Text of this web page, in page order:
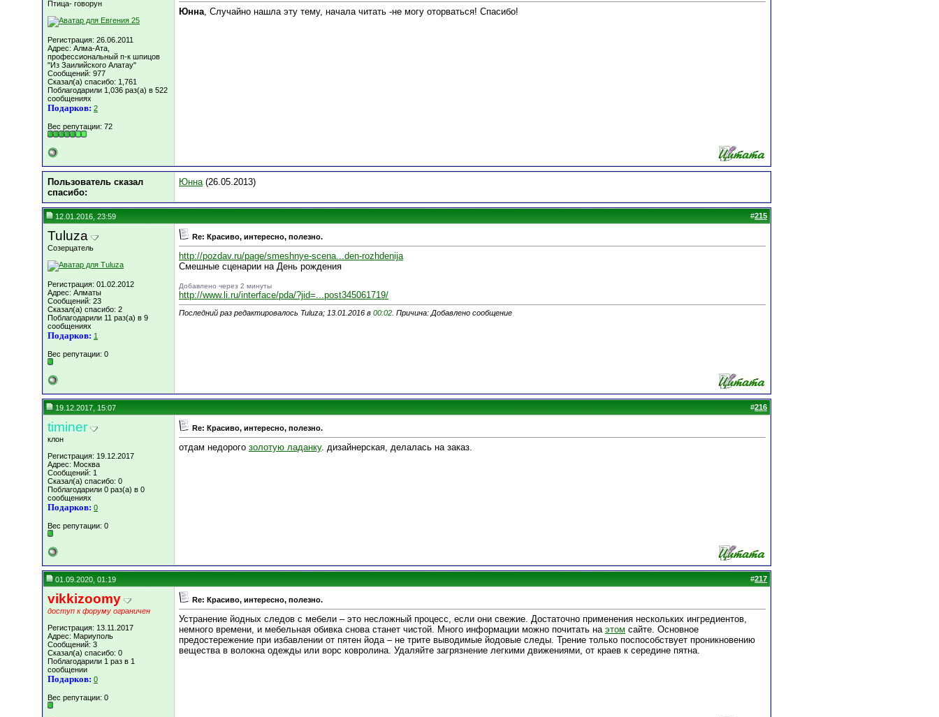
Птица- говорун
Регистрация: 26.06.2011
Адрес: Алма-Ата,
профессиональный п-к шпицов
"Из Заилийского Алатау"
Сообщений: 977
Сказал(а) спасибо: 1,761
Поблагодарили 1,036 раз(а) в 522
сообщениях
Подарков: 2
Вес репутации: 72
Юнна, Случайно нашла эту тему, начала читать -не могу оторваться! Спасибо!
Пользователь сказал
cпасибо:
Юнна(26.05.2013)
12.01.2016, 23:59 #215
Tuluza
Созерцатель
Регистрация: 01.02.2012
Адрес: Алматы
Сообщений: 23
Сказал(а) спасибо: 2
Поблагодарили 11 раз(а) в 9
сообщениях
Подарков: 1
Вес репутации: 0
Re: Красиво, интересно, полезно.
http://pozdav.ru/page/smeshnye-scena...den-rozhdenija
Смешные сценарии на День рождения
Добавлено через 2 минуты
http://www.li.ru/interface/pda/?jid=...post345061719/
Последний раз редактировалось Tuluza; 13.01.2016 в 00:02 . Причина: Добавлено сообщение
19.12.2017, 15:07 #216
timiner
клон
Регистрация: 19.12.2017
Адрес: Москва
Сообщений: 1
Сказал(а) спасибо: 0
Поблагодарили 0 раз(а) в 0
сообщениях
Подарков: 0
Вес репутации: 0
Re: Красиво, интересно, полезно.
отдам недорого золотую ладанку. дизайнерская, делалась на заказ.
01.09.2020, 01:19 #217
vikkizoomy
доступ к форуму ограничен
Регистрация: 13.11.2017
Адрес: Мариуполь
Сообщений: 3
Сказал(а) спасибо: 0
Поблагодарили 1 раз в 1
сообщении
Подарков: 0
Вес репутации: 0
Re: Красиво, интересно, полезно.
Устранение йодных следов с мебели – это несложный процесс, если они свежие. Достаточно применения нескольких ингредиентов,
немного времени, и мебельная обивка снова станет чистой. Много информации можно почитать на этом сайте. Основное
предостережение при избавлении от пятен йода – не трите выводимые йодовые следы. Трение только поспособствует проникновению
вещества в волокна одежды или ворс ковролина. Удаляйте загрязнение легкими движениями, от краев к середине пятна.